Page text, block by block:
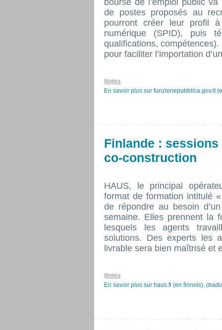
bourse de l’emploi public
de postes proposés au
pourront créer leur profil à
numérique (SPID), puis
qualifications,
pour faciliter l’importation
Notes
En savoir plus sur funzionepubblica.gov.it
Finlande :
co-construction
HAUS, le principal
format de formation intitulé
de répondre au besoin
semaine. Elles prennent la
lesquels les agents
solutions. Des experts les
livrable sera bien maîtrisé et
Notes
En savoir plus sur haus.fi (en finnois), (